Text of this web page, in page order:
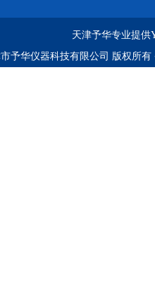
天津予华专业提供
予华仪器科技有限公司 版权所有